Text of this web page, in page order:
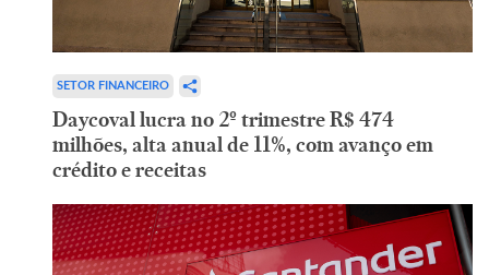
SETOR FINANCEIRO
Daycoval lucra no 2º trimestre R$ 474
milhões, alta anual de 11%, com avanço em
crédito e receitas